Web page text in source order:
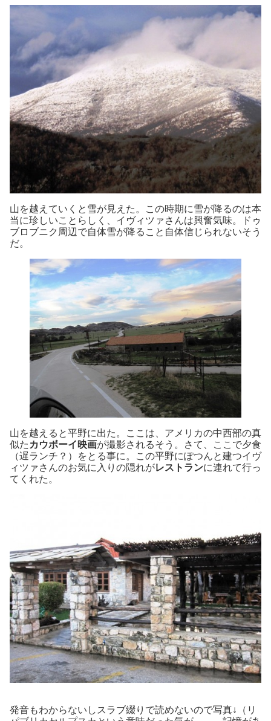
山を越えていくと雪が見えた。この時期に雪が降るのは本
当に珍しいことらしく、イヴィツァさんは興奮気味。ドゥ
ブロブニク周辺で自体雪が降ること自体信じられないそう
だ。
山を越えると平野に出た。ここは、アメリカの中西部の真
似た カウボーイ映画が撮影されるそう。さて、ここで夕食
（遅ランチ？）をとる事に。この平野にぽつんと建つイヴ
ィツァさんのお気に入りの隠れがレストランに連れて行っ
てくれた。
発音もわからないしスラブ綴りで読めないので写真↓（リ